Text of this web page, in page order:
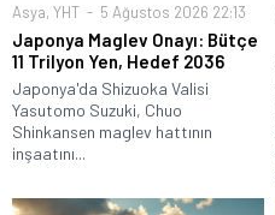
Asya, YHT 5 Ağustos 2026 22:13
Japonya Maglev Onayı: Bütçe
11 Trilyon Yen, Hedef 2036
Japonya'da Shizuoka Valisi
Yasutomo Suzuki, Chuo
Shinkansen maglev hattının
inşaatını...